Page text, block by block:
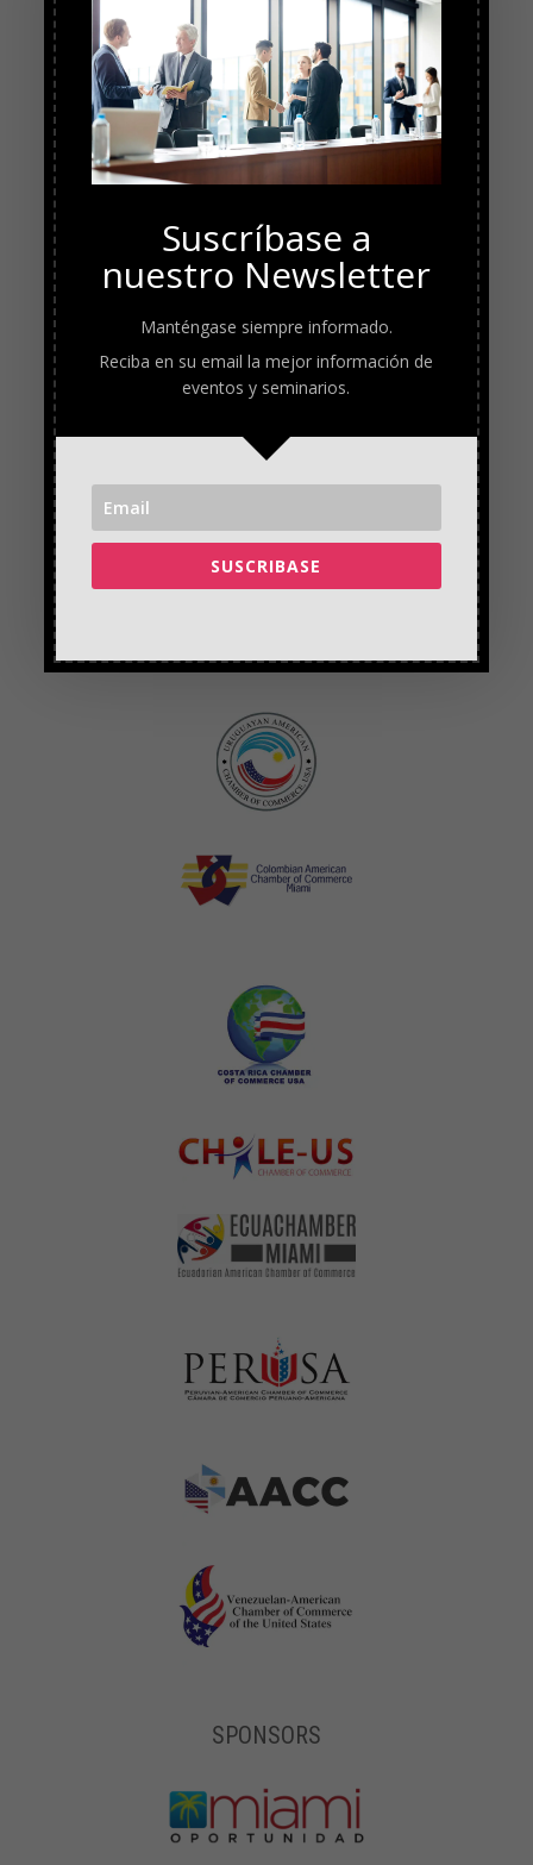
SPONSORS
Suscríbase a
nuestro Newsletter
Manténgase siempre informado.
Reciba en su email la mejor información de
eventos y seminarios.
SUSCRIBASE